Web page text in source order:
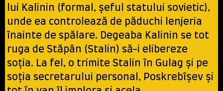
lui Kalinin (formal, şeful statului sovietic),
unde ea controlează de păduchi lenjeria
înainte de spălare. Degeaba Kalinin se tot
ruga de Stăpân (Stalin) să-i elibereze
soţia. La fel, o trimite Stalin în Gulag şi pe
soţia secretarului personal, Poskrebîşev şi